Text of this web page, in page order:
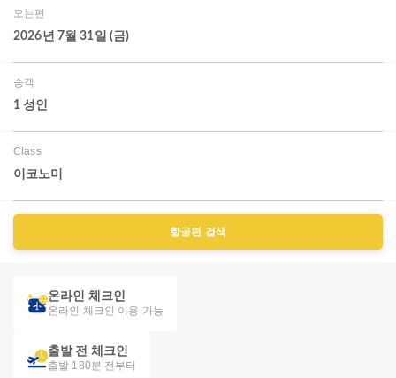
오는편
2026년 7월 31일 (금)
승객
1 성인
Class
이코노미
항공편 검색
온라인 체크인
온라인 체크인 이용 가능
출발 전 체크인
출발 180분 전부터